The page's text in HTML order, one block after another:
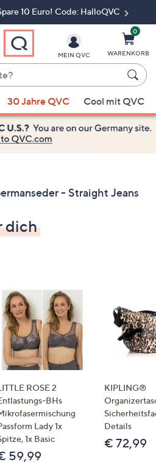
10 Euro! Code: HalloQVC
MEIN QVC
0
WARENKORB
30 Jahre QVC Cool mit QVC
- Straight Jeans
dich
ROSE 2
BHs
Lady 1x
1x Basic
59,99
KIPLING®
Details
€ 72,99